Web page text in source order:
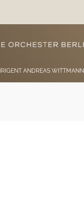
ANDREAS WITTMANN